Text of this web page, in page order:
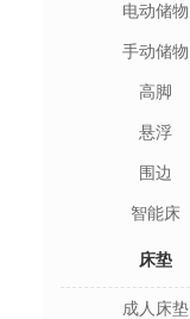
电动储物
手动储物
高脚
悬浮
围边
智能床
床垫
成人床垫